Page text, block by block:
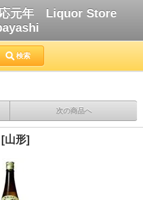
元年 Liquor Store
検索
次の商品へ
山形]